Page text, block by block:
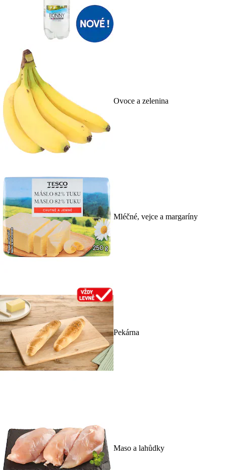
Ovoce a zelenina
Mléčné, vejce a margaríny
Pekárna
Maso a lahůdky